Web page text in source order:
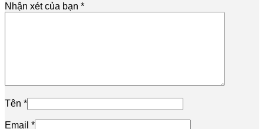
Nhận xét của bạn *
Tên *
Email *